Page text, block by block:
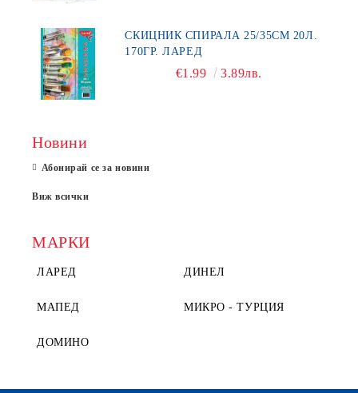
СКИЦНИК СПИРАЛА 25/35СМ 20Л.
170ГР. ЛАРЕД
€1.99 3.89лв.
Новини
Абонирай се за новини
Виж всички
МАРКИ
ЛАРЕД ДИНЕЛ
МАПЕД МИКРО - ТУРЦИЯ
ДОМИНО